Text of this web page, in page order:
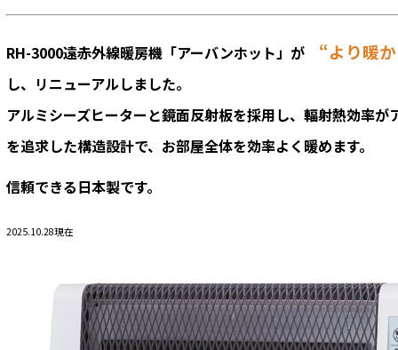
RH-3000遠赤外線暖房機「アーバンホット」が “より暖
し、リニューアルしました。
アルミシーズヒーターと鏡面反射板を採用し、輻射熱効率
を追求した構造設計で、お部屋全体を効率よく暖めます。
信頼できる日本製です。
2025.10.28現在